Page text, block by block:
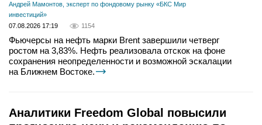
Андрей Мамонтов, эксперт по фондовому рынку «БКС Мир
инвестиций»
07.08.2026 17:19
1154
Фьючерсы на нефть марки Brent завершили четверг
ростом на 3,83%. Нефть реализовала отскок на фоне
сохранения неопределенности и возможной эскалации
на Ближнем Востоке.
Аналитики Freedom Global повысили